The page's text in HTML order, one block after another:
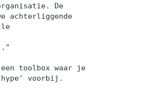
De
achterliggende
toolbox waar je
voorbij.